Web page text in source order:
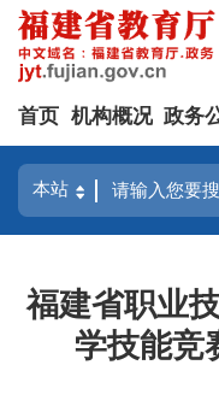
首页 机构概况 政务
福建省职业
学技能竞